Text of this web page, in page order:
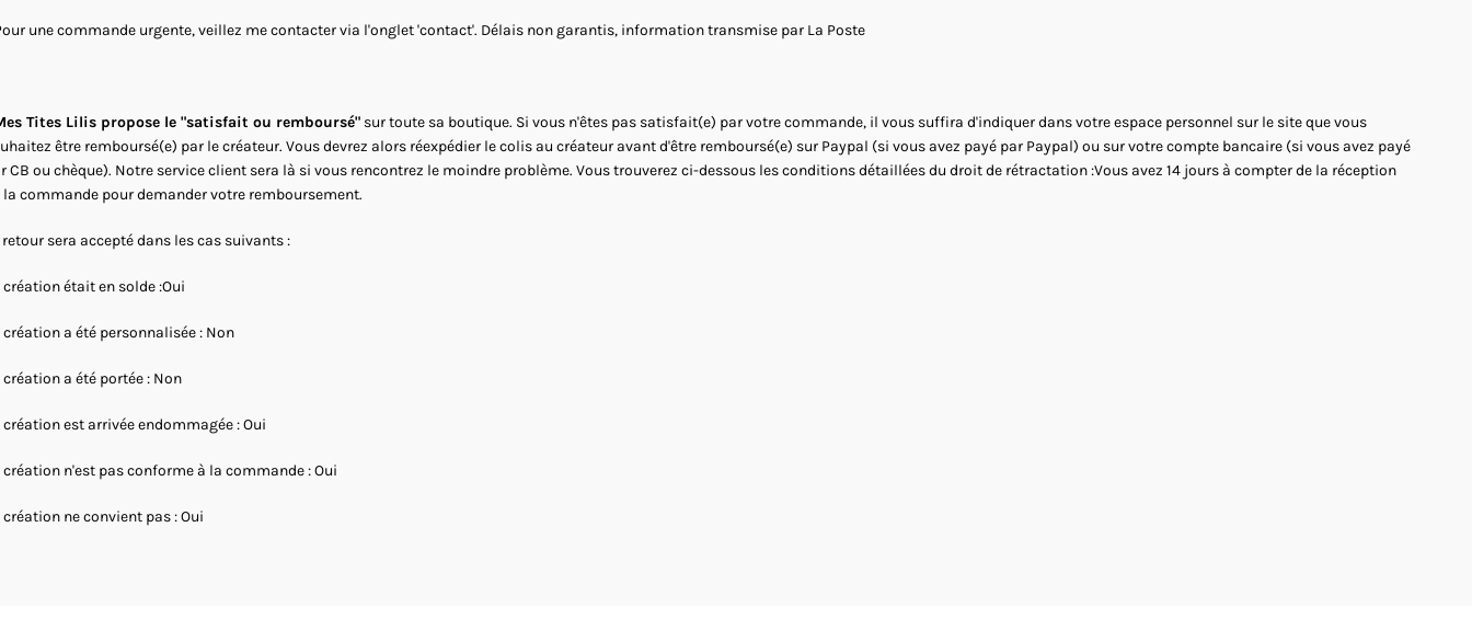
une commande urgente, veillez me contacter via l'onglet 'contact'. Délais non garantis, information transmise par La Poste
Tites Lilis propose le "satisfait ou remboursé" sur toute sa boutique. Si vous n'êtes pas satisfait(e) par votre commande, il vous suffira d'indiquer dans votre espace personnel sur le site que vous
être remboursé(e) par le créateur. Vous devrez alors réexpédier le colis au créateur avant d'être remboursé(e) sur Paypal (si vous avez payé par Paypal) ou sur votre compte bancaire (si vous avez payé
CB ou chèque). Notre service client sera là si vous rencontrez le moindre problème. Vous trouverez ci-dessous les conditions détaillées du droit de rétractation :Vous avez 14 jours à compter de la réception
la commande pour demander votre remboursement.
retour sera accepté dans les cas suivants :
création était en solde :Oui
création a été personnalisée : Non
création a été portée : Non
création est arrivée endommagée : Oui
création n'est pas conforme à la commande : Oui
création ne convient pas : Oui